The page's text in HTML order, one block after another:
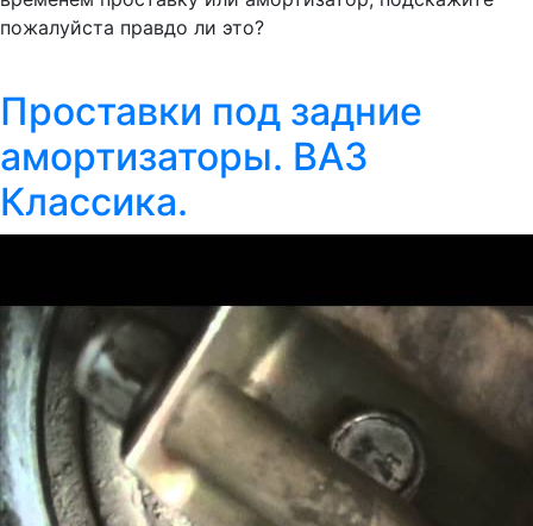
пожалуйста правдо ли это?
Проставки под задние
амортизаторы. ВАЗ
Классика.